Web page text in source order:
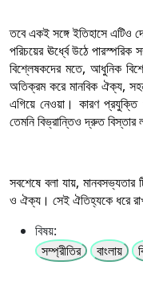
তবে একই সঙ্গে ইতিহাসে এটিও
পরিচয়ের ঊর্ধ্বে উঠে পারস্পরিক
বিশ্লেষকদের মতে, আধুনিক
অতিক্রম করে মানবিক ঐক্য,
এগিয়ে নেওয়া। কারণ
তেমনি বিভ্রান্তিও দ্রুত বিস্তার
সবশেষে বলা যায়,
ও ঐক্য। সেই ঐতিহ্যকে ধরে
বিষয়:
সম্প্রীতির
বাংলায়